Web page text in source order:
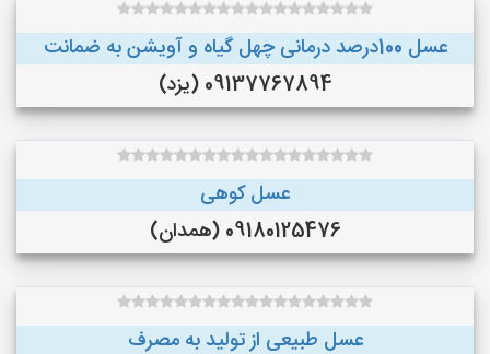
عسل 100درصد درمانی چهل گیاه و آویشن به ضمانت
09137767894 (یزد)
عسل کوهی
09180125476 (همدان)
عسل طبیعی از تولید به مصرف